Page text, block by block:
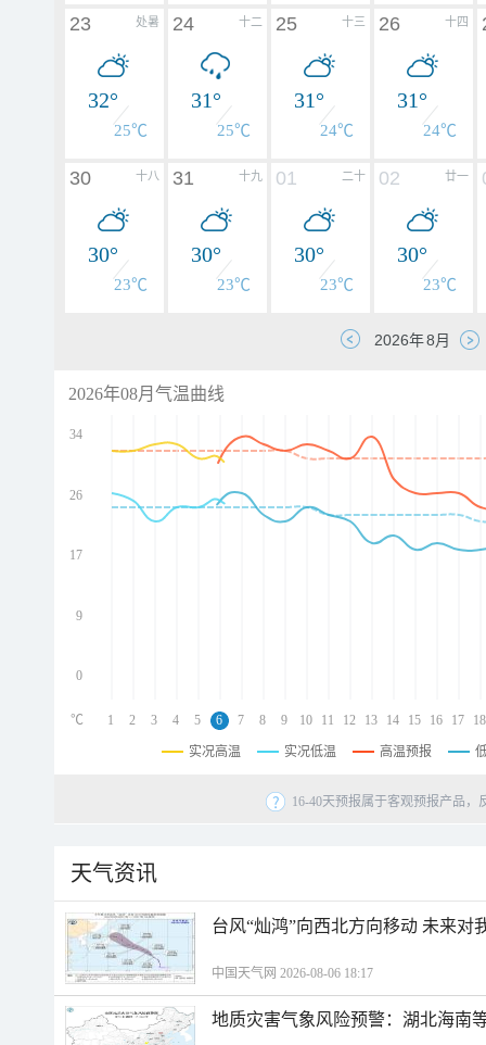
处暑
23
32°
25℃
十二
24
31°
25℃
十三
25
31°
24℃
十四
26
31°
24℃
十八
30
30°
23℃
十九
31
30°
23℃
二十
01
30°
23℃
廿一
02
30°
23℃
2026年08月气温曲线
34
26
17
9
0
1 2 3 4 5 6 7 8 9 10 11 12 13 14 15 16 17 18
℃
实况高温 实况低温 高温预报
16-40天预报属于客观预报产品
天气资讯
台风“灿鸿”向西北方向移动 未来对
中国天气网 2026-08-06 18:17
地质灾害气象风险预警：湖北海南